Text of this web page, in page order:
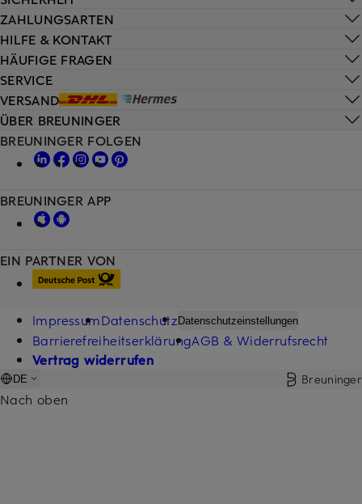
HILFE & KONTAKT
HÄUFIGE FRAGEN
SERVICE
VERSAND
ZAHLUNGSARTEN
ÜBER BREUNINGER
EIN PARTNER VON
BREUNINGER FOLGEN
BREUNINGER APP
ImpressumDatenschutzDatenschutzeinstellungen
BarrierefreiheitserklärungAGB & Widerrufsrecht
Vertrag widerrufen
DE Breuninger
Nach oben